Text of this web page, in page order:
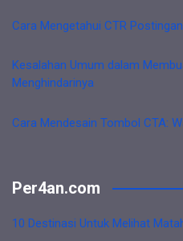
Cara Mengetahui CTR
Kesalahan Umum dalam
Menghindarinya
Cara Mendesain Tombol CTA:
Per4an.com
10 Destinasi Untuk Melihat